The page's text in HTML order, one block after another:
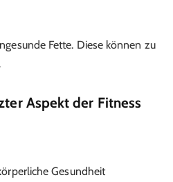
Fette. Diese können zu
Aspekt der Fitness
Gesundheit